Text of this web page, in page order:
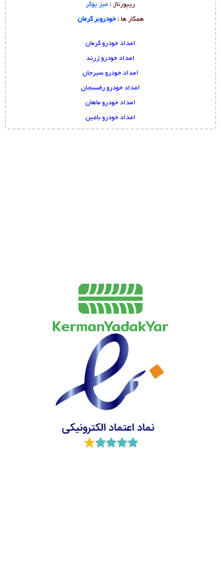
ریپورتاژ : میز پوکر
همکار ها :خودروبر کرمان
امداد خودرو کرمان
امداد خودرو زرند
امداد خودرو سیرجان
امداد خودرو رفسنجان
امداد خودرو ماهان
امداد خودرو باغین